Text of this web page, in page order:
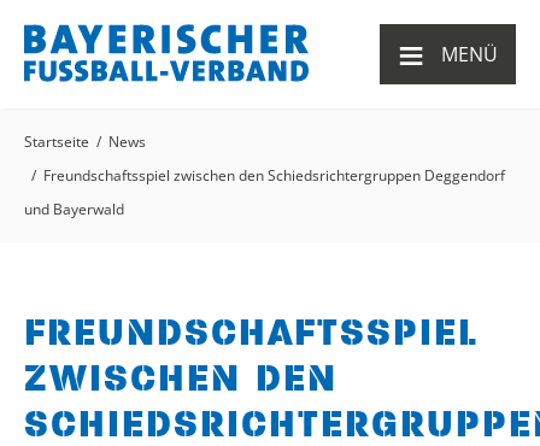
≡ MENÜ
Startseite
News
Freundschaftsspiel zwischen den Schiedsrichtergruppen Deggendorf
und Bayerwald
FREUNDSCHAFTSSPIEL
ZWISCHEN DEN